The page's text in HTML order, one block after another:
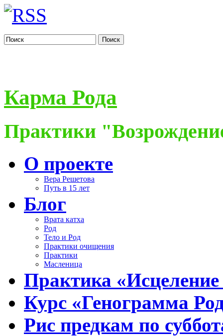
Поиск
Карма Рода
Практики
О проекте
Вера Решетова
Путь в 15 лет
Блог
Врата катха
Род
Тело и Род
Практики очищения
Практики
Масленица
Практика
Курс «Генограмма
Рис предкам по